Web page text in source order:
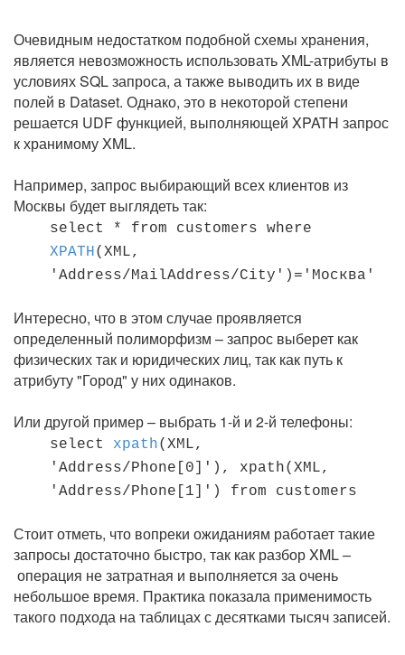
Очевидным недостатком подобной схемы хранения,
является невозможность использовать XML-атрибуты в
условиях SQL запроса, а также выводить их в виде
полей в Dataset. Однако, это в некоторой степени
решается UDF функцией, выполняющей XPATH запрос
к хранимому XML.
Например, запрос выбирающий всех клиентов из
Москвы будет выглядеть так:
select * from customers where
XPATH(XML,
'Address/MailAddress/City')='Москва'
Интересно, что в этом случае проявляется
определенный полиморфизм – запрос выберет как
физических так и юридических лиц, так как путь к
атрибуту "Город" у них одинаков.
Или другой пример – выбрать 1-й и 2-й телефоны:
select xpath(XML,
'Address/Phone[0]'), xpath(XML,
'Address/Phone[1]') from customers
Стоит отметь, что вопреки ожиданиям работает такие
запросы достаточно быстро, так как разбор XML –
операция не затратная и выполняется за очень
небольшое время. Практика показала применимость
такого подхода на таблицах с десятками тысяч записей.